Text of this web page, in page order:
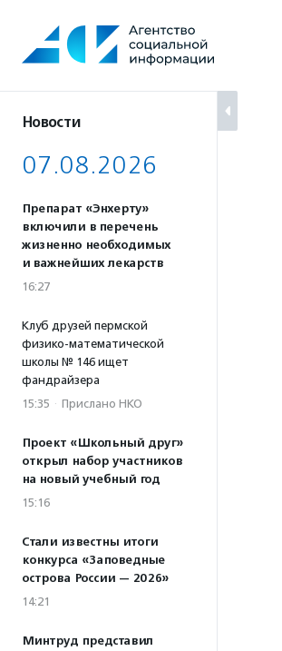
содержанию
Новости
07.08.2026
Препарат «Энхерту»
включили в перечень
жизненно необходимых
и важнейших лекарств
16:27
Клуб друзей пермской
физико-математической
школы № 146 ищет
фандрайзера
15:35 · Прислано НКО
Проект «Школьный друг»
открыл набор участников
на новый учебный год
15:16
Стали известны итоги
конкурса «Заповедные
острова России — 2026»
14:21
Минтруд представил